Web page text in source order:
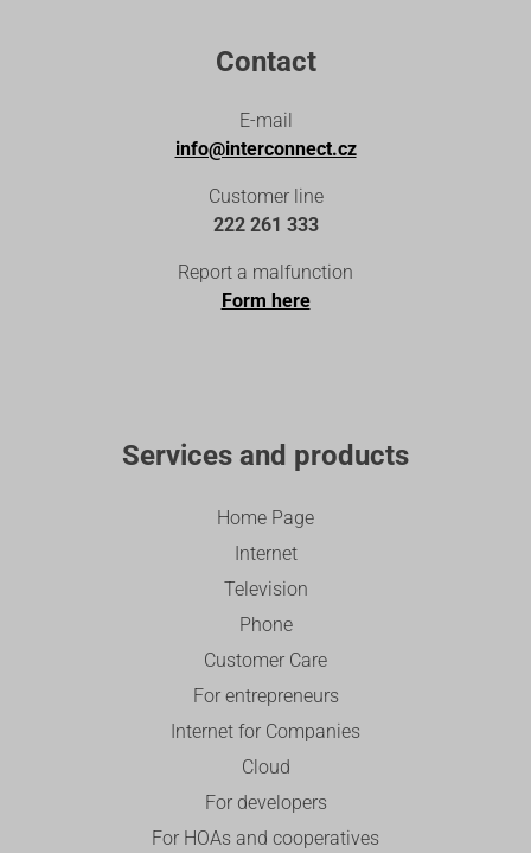
Contact
E-mail
info@interconnect.cz
Customer line
222 261 333
Report a malfunction
Form here
Services and products
Home Page
Internet
Television
Phone
Customer Care
For entrepreneurs
Internet for Companies
Cloud
For developers
For HOAs and cooperatives